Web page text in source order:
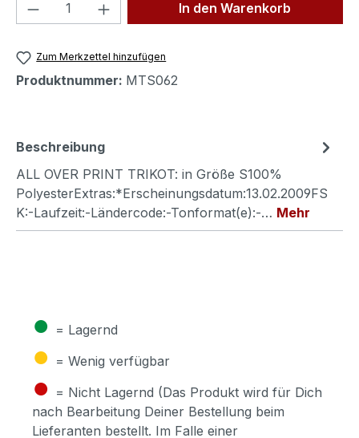
Produkt Anzahl: Gib denIn den Warenkorb
Zum Merkzettel hinzufügen
Produktnummer: MTS062
Beschreibung
ALL OVER PRINT TRIKOT: in Größe S100%
PolyesterExtras:*Erscheinungsdatum:13.02.2009FS
K:-Laufzeit:-Ländercode:-Tonformat(e):-… Mehr
● = Lagernd
● = Wenig verfügbar
● = Nicht Lagernd (Das Produkt wird für Dich
nach Bearbeitung Deiner Bestellung beim
Lieferanten bestellt. Im Falle einer